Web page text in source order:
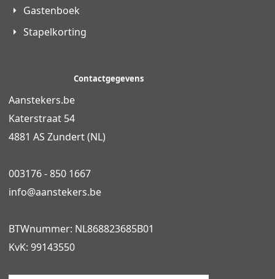
Gastenboek
Stapelkorting
Contactgegevens
Aanstekers.be
Katerstraat 54
4881 AS Zundert (NL)
003176 - 850 1667
info@aanstekers.be
BTWnummer: NL868823685B01
KvK: 99143550